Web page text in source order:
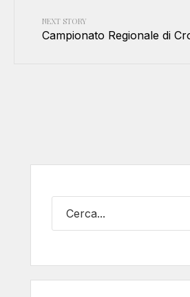
NEXT STORY
Campionato Regionale di